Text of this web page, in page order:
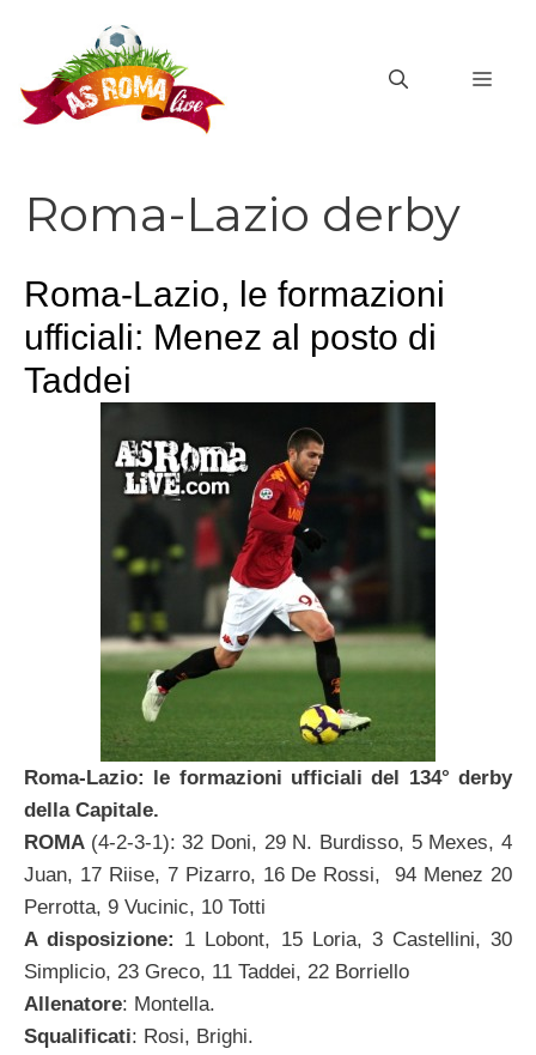
contenuto
Roma-Lazio derby
Roma-Lazio, le formazioni
ufficiali: Menez al posto di
Taddei
Roma-Lazio: le formazioni ufficiali del 134° derby
della Capitale.
ROMA (4-2-3-1): 32 Doni, 29 N. Burdisso, 5 Mexes, 4
Juan, 17 Riise, 7 Pizarro, 16 De Rossi, 94 Menez 20
Perrotta, 9 Vucinic, 10 Totti
A disposizione: 1 Lobont, 15 Loria, 3 Castellini, 30
Simplicio, 23 Greco, 11 Taddei, 22 Borriello
Allenatore: Montella.
Squalificati: Rosi, Brighi.